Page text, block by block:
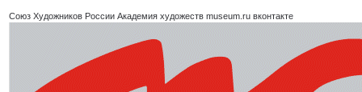
Союз Художников России Академия художеств museum.ru вконтакте